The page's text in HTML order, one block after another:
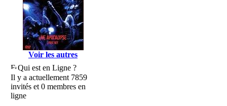
Voir les autres
Qui est en Ligne ?
Il y a actuellement 7859
invités et 0 membres en
ligne